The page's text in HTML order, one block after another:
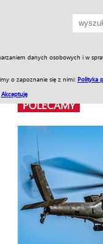
danych osobowych i w
o zapoznanie się z nimi: Polityka
Akceptuję
SKLEP
POLECAMY